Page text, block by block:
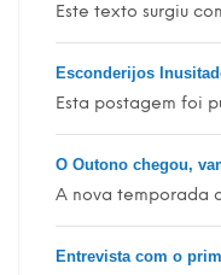
Este texto surgiu
Esconderijos
Esta postagem foi
O Outono chegou,
A nova temporada
Entrevista com o